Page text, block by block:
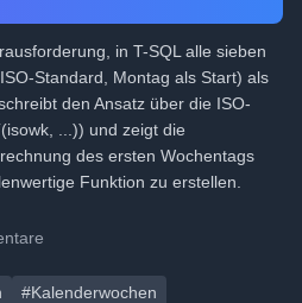
in T-SQL alle sieben
Standard, Montag als Start) als
den Ansatz über die ISO-
...)) und zeigt die
des ersten Wochentags
Funktion zu erstellen.
#Kalenderwochen